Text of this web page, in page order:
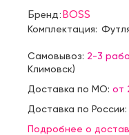
Бренд:BOSS
Комплектация:
Самовывоз: 2-3
Климовск)
Доставка по МО: от
Доставка по России:
Подробнее о